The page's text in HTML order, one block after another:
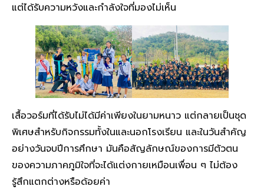
แต่ได้รับความหวังและกำลังใจที่มองไม่เห็น
เสื้อวอร์มที่ได้รับไม่ได้มีค่าเพียงในยามหนาว แต่กลายเป็นชุด
พิเศษสำหรับกิจกรรมทั้งในและนอกโรงเรียน และในวันสำคัญ
อย่างวันจบปีการศึกษา มันคือสัญลักษณ์ของการมีตัวตน
ของความภาคภูมิใจที่จะได้แต่งกายเหมือนเพื่อน ๆ ไม่ต้อง
รู้สึกแตกต่างหรือด้อยค่า